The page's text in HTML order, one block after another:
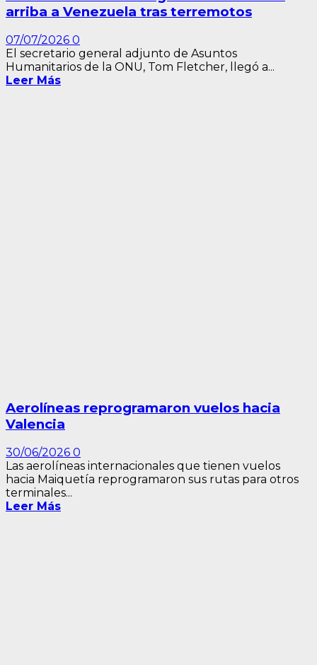
arriba a Venezuela tras terremotos
07/07/2026 0
El secretario general adjunto de Asuntos
Humanitarios de la ONU, Tom Fletcher, llegó a...
Leer Más
Aerolíneas reprogramaron vuelos hacia
Valencia
30/06/2026 0
Las aerolíneas internacionales que tienen vuelos
hacia Maiquetía reprogramaron sus rutas para otros
terminales...
Leer Más